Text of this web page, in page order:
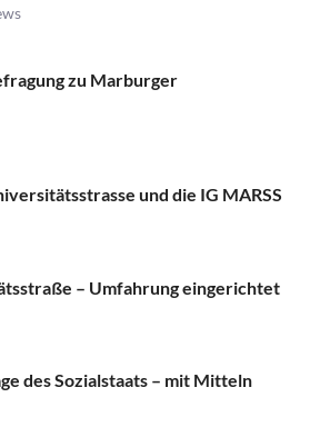
zu Marburger
und die IG MARSS
­– Umfahrung eingerichtet
des Sozialstaats – mit Mitteln